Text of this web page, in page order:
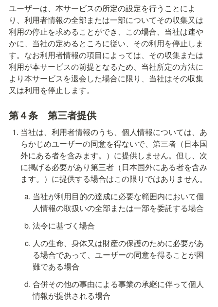
ユーザーは、本サービスの所定の設定を行うことによ
り、利用者情報の全部または一部についてその収集又は
利用の停止を求めることができ、この場合、当社は速や
かに、当社の定めるところに従い、その利用を停止しま
す。なお利用者情報の項目によっては、その収集または
利用が本サービスの前提となるため、当社所定の方法に
より本サービスを退会した場合に限り、当社はその収集
又は利用を停止します。
第４条 第三者提供
当社は、利用者情報のうち、個人情報については、あ
らかじめユーザーの同意を得ないで、第三者（日本国
外にある者を含みます。）に提供しません。但し、次
に掲げる必要があり第三者（日本国外にある者を含み
ます。）に提供する場合はこの限りではありません。
当社が利用目的の達成に必要な範囲内において個
人情報の取扱いの全部または一部を委託する場合
法令に基づく場合
人の生命、身体又は財産の保護のために必要があ
る場合であって、ユーザーの同意を得ることが困
難である場合
合併その他の事由による事業の承継に伴って個人
情報が提供される場合